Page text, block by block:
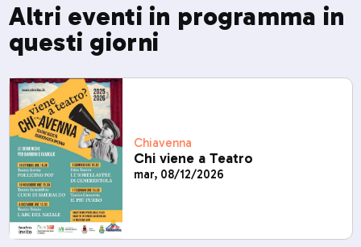
Altri eventi in programma in
questi giorni
Chiavenna
Chi viene a Teatro
mar, 08/12/2026